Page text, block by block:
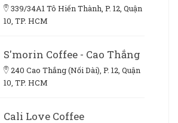
339/34A1 Tô Hiến Thành, P. 12, Quận
10, TP. HCM
S'morin Coffee - Cao Thắng
240 Cao Thắng (Nối Dài), P. 12, Quận
10, TP. HCM
Cali Love Coffee